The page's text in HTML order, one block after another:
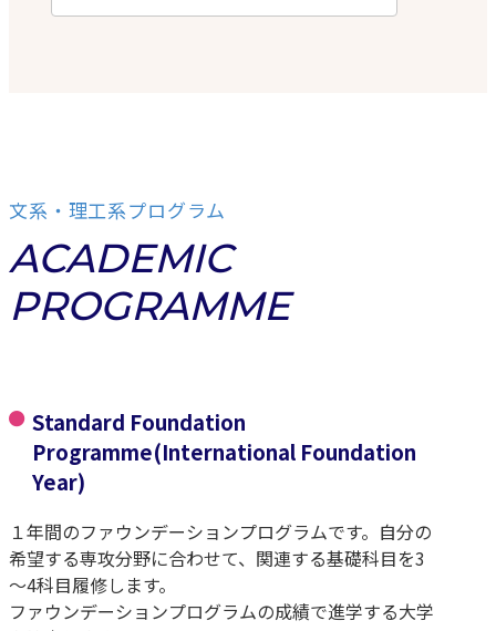
文系・理工系プログラム
ACADEMIC
PROGRAMME
Standard Foundation
Programme(International Foundation
Year)
１年間のファウンデーションプログラムです。自分の
希望する専攻分野に合わせて、関連する基礎科目を3
～4科目履修します。
ファウンデーションプログラムの成績で進学する大学